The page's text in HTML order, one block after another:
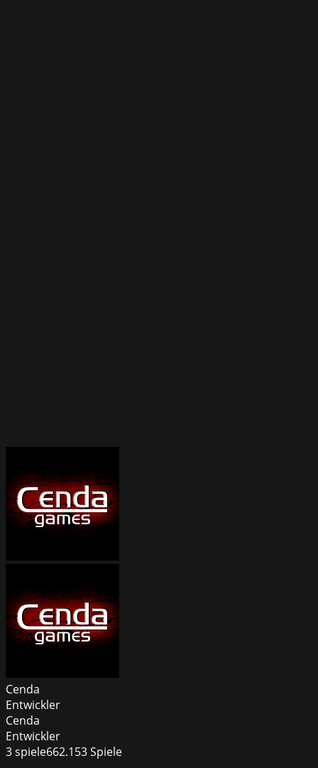
Cenda
Entwickler
Cenda
Entwickler
3spiele662.153Spiele